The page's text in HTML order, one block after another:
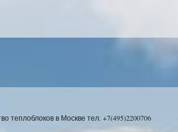
теплоблоков в Москве тел. +7(495)2200706